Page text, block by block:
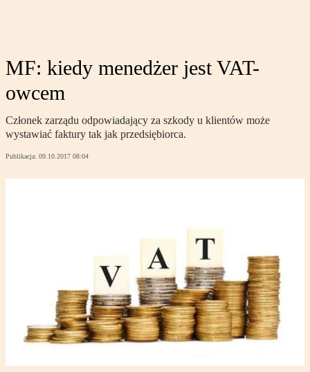
MF: kiedy menedżer jest VAT-
owcem
Członek zarządu odpowiadający za szkody u klientów może
wystawiać faktury tak jak przedsiębiorca.
Publikacja: 09.10.2017 08:04